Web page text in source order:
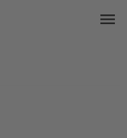
menu